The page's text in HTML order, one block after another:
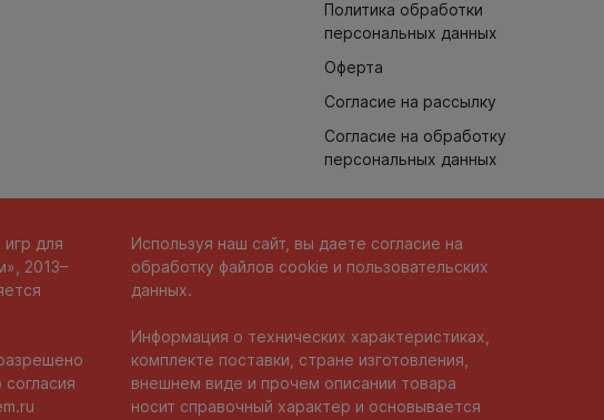
Политика обработки
персональных данных
Оферта
Согласие на рассылку
Согласие на обработку
персональных данных
для
2013–
Используя наш сайт, вы даете согласие на
обработку файлов cookie и пользовательских
данных.
Информация о технических характеристиках,
комплекте поставки, стране изготовления,
внешнем виде и прочем описании товара
носит справочный характер и основывается